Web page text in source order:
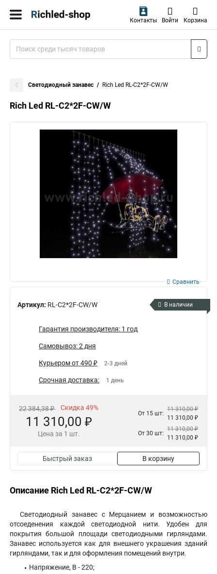
Контакты Войти Корзина
Светодиодный занавес Rich Led RL-C2*2F-CW/W
Rich Led RL-C2*2F-CW/W
Артикул: RL-C2*2F-CW/W
Сравнить
В наличии
Гарантия производителя: 1 год
Самовывоз: 2 дня
Курьером от 490 ₽ 2-3 дней
Срочная доставка: 1 день
22 384,38 ₽ Скидка 49%
11 310,00 ₽
Цена за 1 шт.
От 15 шт:
11 310,00 ₽
11 310,00 ₽
От 30 шт:
11 310,00 ₽
11 310,00 ₽
Быстрый заказ В корзину
Описание Rich Led RL-C2*2F-CW/W
Светодиодный занавес с Мерцанием и возможностью
отсоеденения каждой светодиодной нити. Удобен для
покрытия большой площади светодиодными гирляндами.
Занавес используется как для внешнего украшения зданий
гирляндами, так и для оформления помещений внутри.
Напряжение, В - 220;